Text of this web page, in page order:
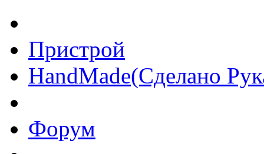
Пристрой
HandMade(Сделано
Форум